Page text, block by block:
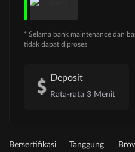
* Selama bank maintenance dan
tidak dapat diproses
Deposit
Rata-rata 3 Menit
Bersertifikasi
Tanggung